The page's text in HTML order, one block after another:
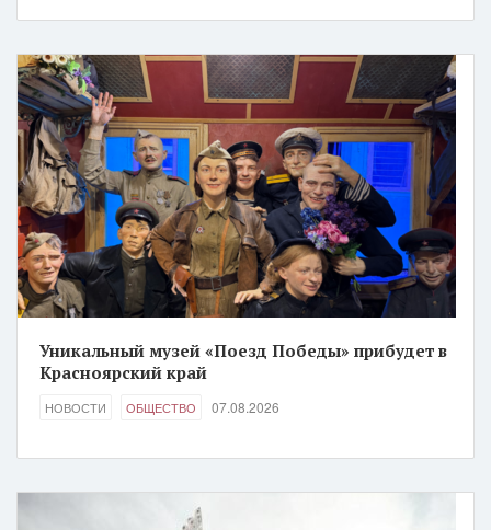
Уникальный музей «Поезд Победы» прибудет в
Красноярский край
НОВОСТИ ОБЩЕСТВО 07.08.2026